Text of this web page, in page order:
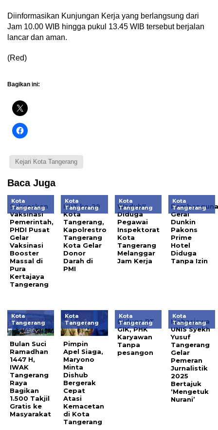
Diinformasikan Kunjungan Kerja yang berlangsung dari
Jam 10.00 WIB hingga pukul 13.45 WIB tersebut berjalan
lancar dan aman.
(Red)
Bagikan ini:
Kejari Kota Tangerang
Baca Juga
Kota
Tangerang
Sukseskan
Vaksinasi
Pemerintah,
PHDI Pusat
Gelar
Vaksinasi
Booster
Massal di
Pura
Kertajaya
Tangerang
Kota
Tangerang
HUT ke-29
Kota
Tangerang,
Kapolrestro
Tangerang
Kota Gelar
Donor
Darah di
PMI
Kota
Tangerang
Waduh!!,
Diduga
Pegawai
Inspektorat
Kota
Tangerang
Melanggar
Jam Kerja
Kota
Tangerang
Gerai
Dunkin
Pakons
Prime
Hotel
Diduga
Tanpa Izin
Kota
Tangerang
Bulan Suci
Ramadhan
1447 H,
IWAK
Tangerang
Raya
Bagikan
1.500 Takjil
Gratis ke
Masyarakat
Kota
Tangerang
Pimpin
Apel Siaga,
Maryono
Minta
Dishub
Bergerak
Cepat
Atasi
Kemacetan
di Kota
Tangerang
Kota
Tangerang
Diduga PT
GIK, PHK
Karyawan
Tanpa
pesangon
Kota
Tangerang
Mahasiswa
UNIS Syekh
Yusuf
Tangerang
Gelar
Pemeran
Jurnalistik
2025
Bertajuk
‘Mengetuk
Nurani’